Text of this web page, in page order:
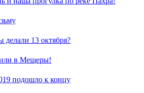
делали 13 октября?
в Мещеры!
подошло к концу